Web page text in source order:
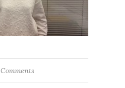
Comments